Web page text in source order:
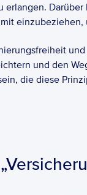
und den
die diese